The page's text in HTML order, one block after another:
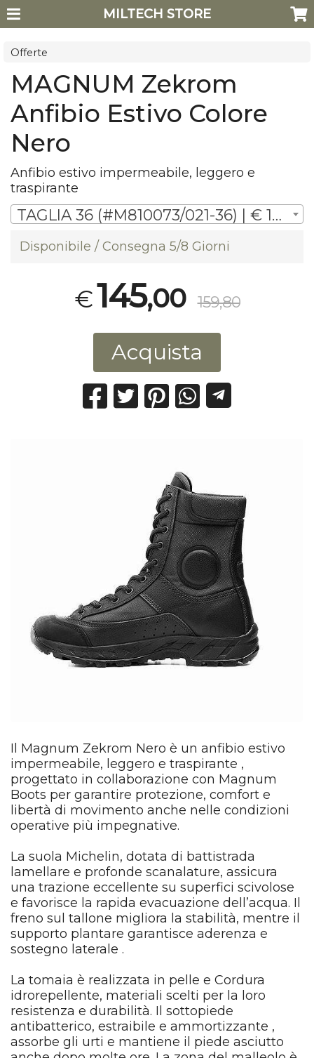
MILTECH STORE
Offerte
MAGNUM Zekrom
Anfibio Estivo Colore
Nero
Anfibio estivo impermeabile, leggero e
traspirante
TAGLIA 36 (#M810073/021-36) | € 145,00
Disponibile / Consegna 5/8 Giorni
€145,00 159,80
Acquista
Il Magnum Zekrom Nero è un anfibio estivo
impermeabile, leggero e traspirante ,
progettato in collaborazione con Magnum
Boots per garantire protezione, comfort e
libertà di movimento anche nelle condizioni
operative più impegnative.
La suola Michelin, dotata di battistrada
lamellare e profonde scanalature, assicura
una trazione eccellente su superfici scivolose
e favorisce la rapida evacuazione dell’acqua. Il
freno sul tallone migliora la stabilità, mentre il
supporto plantare garantisce aderenza e
sostegno laterale .
La tomaia è realizzata in pelle e Cordura
idrorepellente, materiali scelti per la loro
resistenza e durabilità. Il sottopiede
antibatterico, estraibile e ammortizzante ,
assorbe gli urti e mantiene il piede asciutto